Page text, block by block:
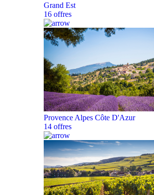
Grand Est
16 offres
Provence Alpes Côte D'Azur
14 offres